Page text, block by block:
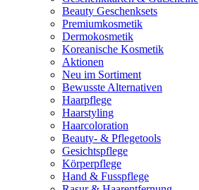
Beauty Geschenksets
Premiumkosmetik
Dermokosmetik
Koreanische Kosmetik
Aktionen
Neu im Sortiment
Bewusste Alternativen
Haarpflege
Haarstyling
Haarcoloration
Beauty- & Pflegetools
Gesichtspflege
Körperpflege
Hand & Fusspflege